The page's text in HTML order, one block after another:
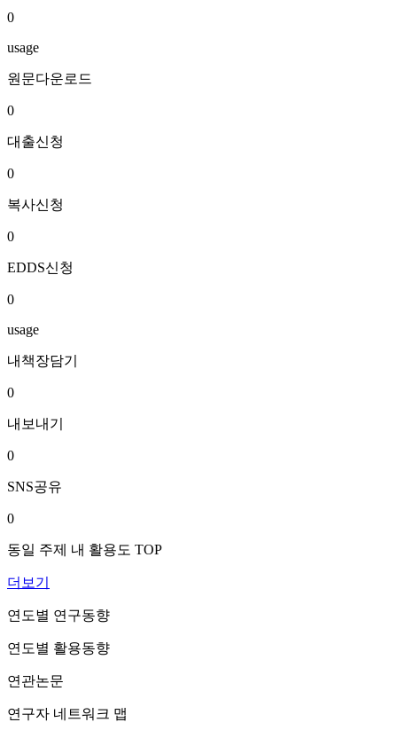
0
usage
원문다운로드
0
대출신청
0
복사신청
0
EDDS신청
0
usage
내책장담기
0
내보내기
0
SNS공유
0
동일 주제 내 활용도 TOP
더보기
연도별 연구동향
연도별 활용동향
연관논문
연구자 네트워크 맵